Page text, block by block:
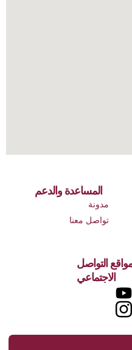
المساعدة والدعم
مدونة
تواصل معنا
التواصل
الاجتماعي